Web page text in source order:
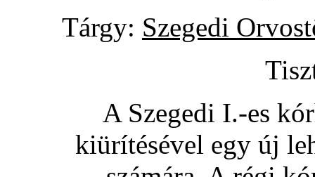
Tárgy: Szegedi
A Szegedi I.-es
kiürítésével egy új